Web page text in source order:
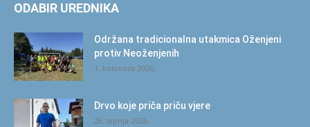
ODABIR UREDNIKA
Održana tradicionalna utakmica Oženjeni
protiv Neoženjenih
1. kolovoza 2026.
Drvo koje priča priču vjere
26. srpnja 2026.